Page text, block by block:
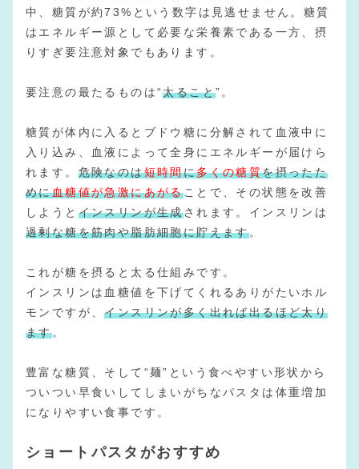
中、糖質が約73%という数字は見逃せません。糖質
はエネルギー源として必要な栄養素である一方、摂
りすぎ要注意対象でもあります。
要注意の最たるものは“太ること”。
糖質が体内に入るとブドウ糖に分解されて血液中に
入り込み、血液によって全身にエネルギーが届けら
れます。 危険なのは短時間に多くの糖質を摂ったた
めに血糖値が急激にあがることで、その状態を改善
しようと インスリンが生成されます。インスリンは
過剰な糖を筋肉や脂肪細胞に貯えます。
これが糖を摂ると太る仕組みです。
インスリンは血糖値を下げてくれるありがたいホル
モンですが、インスリンが多く出れば出るほど太り
ます。
豊富な糖質、そして“麺”という食べやすい形状から
ついつい早食いしてしまいがちなパスタは体重増加
になりやすい食事です。
ショートパスタがおすすめ